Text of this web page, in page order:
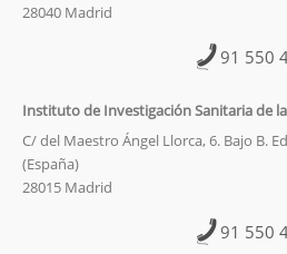
28040 Madrid
91 550
Instituto de Investigación Sanitaria de
C/ del Maestro Ángel Llorca, 6. Bajo B.
(España)
28015 Madrid
91 550